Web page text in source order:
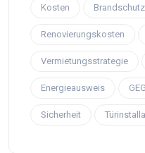
Kosten Brandschutz
Renovierungskosten
Vermietungsstrategie
Energieausweis GEG
Sicherheit